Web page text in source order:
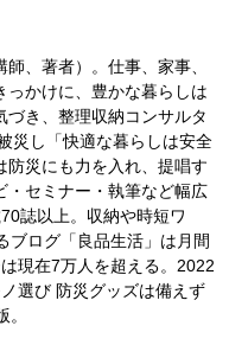
、著者）。仕事、家事、
っかけに、豊かな暮らしは
き、整理収納コンサルタ
災し「快適な暮らしは安全
防災にも力を入れ、提唱す
・セミナー・執筆など幅広
誌以上。収納や時短ワ
ブログ「良品生活」は月間
現在7万人を超える。2022
選び 防災グッズは備えず